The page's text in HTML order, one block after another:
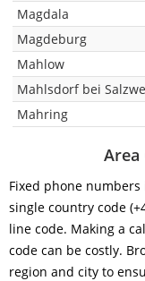
Magdala
Magdeburg
Mahlow
Mahlsdorf bei
Mahring
Area
Fixed phone numbers
single country code
line code. Making a
code can be costly.
region and city to